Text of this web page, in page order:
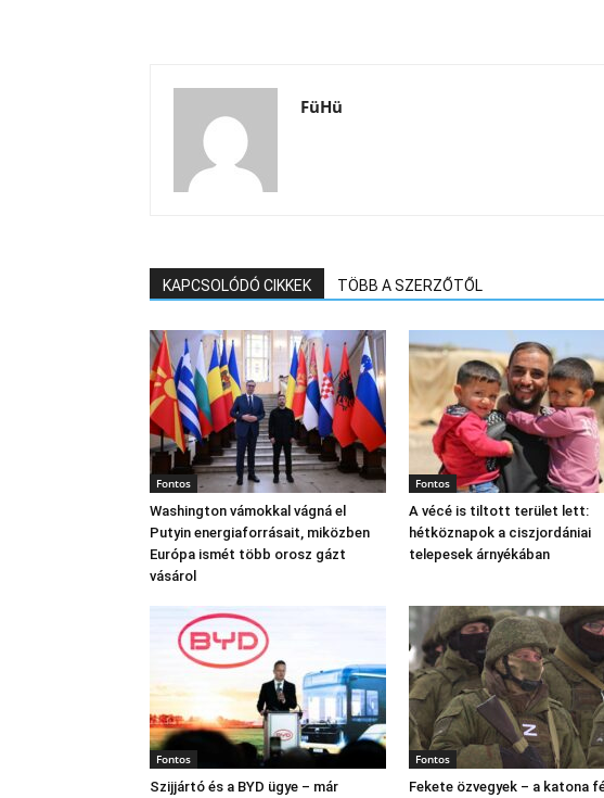
FüHü
KAPCSOLÓDÓ CIKKEK TÖBB A SZERZŐTŐL
Fontos
Washington vámokkal vágná el
Putyin energiaforrásait, miközben
Európa ismét több orosz gázt
vásárol
Fontos
A vécé is tiltott terület lett:
hétköznapok a ciszjordániai
telepesek árnyékában
Fontos
Szijjártó és a BYD ügye – már
Fontos
Fekete özvegyek – a katona